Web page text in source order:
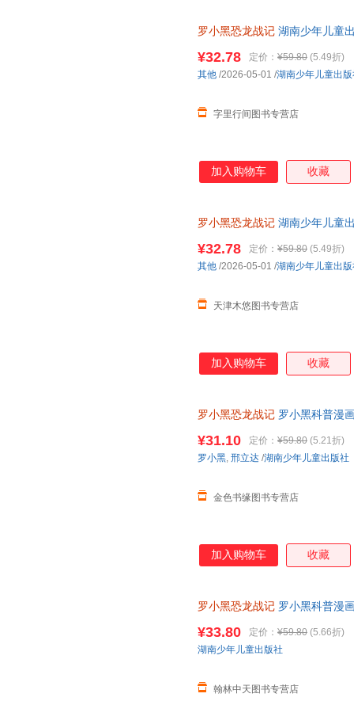
罗小黑恐龙战记 湖南少年儿童
¥32.78 定价： ¥59.80 (5.49折)
字里行间图书专营店
其他 /2026-05-01 /湖南少年儿童出
加入购物车 收藏
罗小黑恐龙战记 湖南少年儿童
¥32.78 定价： ¥59.80 (5.49折)
天津木悠图书专营店
其他 /2026-05-01 /湖南少年儿童出
加入购物车 收藏
罗小黑恐龙战记 罗小黑科普漫
¥31.10 定价： ¥59.80 (5.21折)
金色书缘图书专营店
罗小黑, 邢立达 /湖南少年儿童出版社
加入购物车 收藏
罗小黑恐龙战记 罗小黑科普漫
¥33.80 定价： ¥59.80 (5.66折)
翰林中天图书专营店
湖南少年儿童出版社